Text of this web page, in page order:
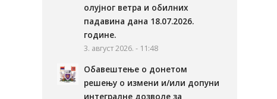
олујног ветра и обилних
падавина дана 18.07.2026.
године.
3. август 2026. - 11:48
Обавештење о донетом
решењу о измени и/или допуни
интегралне дозволе за